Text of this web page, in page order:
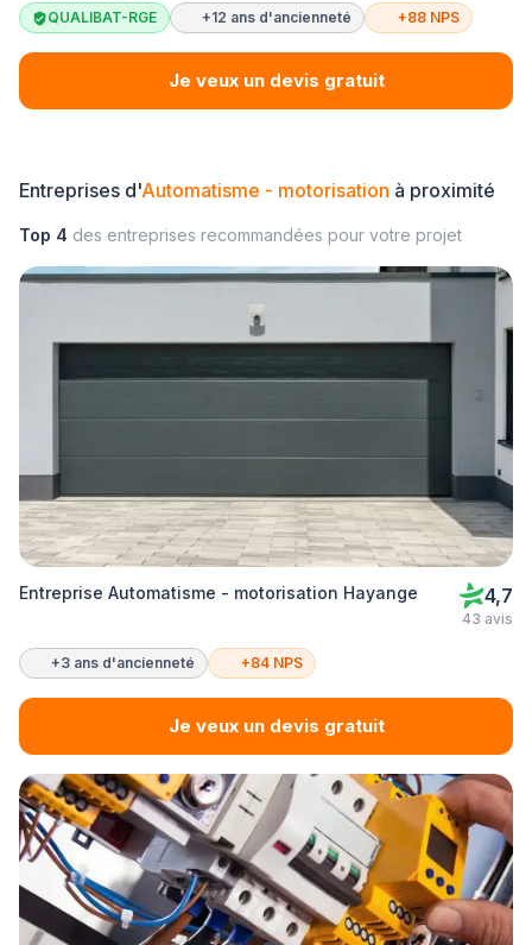
QUALIBAT-RGE +12 ans d'ancienneté +88 NPS
Je veux un devis gratuit
Entreprises d'Automatisme - motorisation à proximité
Top 4 des entreprises recommandées pour votre projet
Entreprise Automatisme - motorisation Hayange 4,7
43 avis
+3 ans d'ancienneté +84 NPS
Je veux un devis gratuit